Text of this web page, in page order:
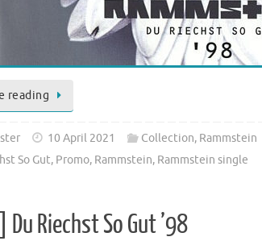
reading
10 April 2021 Collection, Rammstein
So Gut, Promo, Rammstein, Rammstein single
Du Riechst So Gut ’98